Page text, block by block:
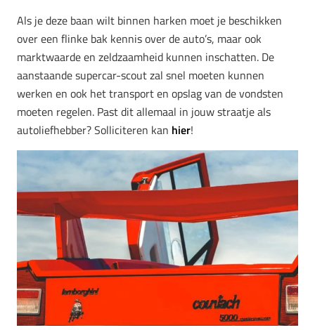
Als je deze baan wilt binnen harken moet je beschikken
over een flinke bak kennis over de auto’s, maar ook
marktwaarde en zeldzaamheid kunnen inschatten. De
aanstaande supercar-scout zal snel moeten kunnen
werken en ook het transport en opslag van de vondsten
moeten regelen. Past dit allemaal in jouw straatje als
autoliefhebber? Solliciteren kan hier!